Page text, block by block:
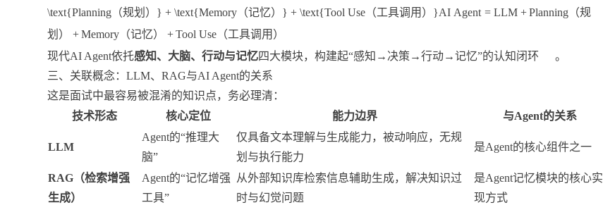
\text{Planning（规划）} + \text{Memory（记忆）} + \text{Tool Use（工具调用）}AI Agent = LLM + Planning （规
划）
+ Memory （记忆） + Tool Use （工具调用）
现代AI Agent依托感知、大脑、行动与记忆四大模块，构建起“感知→决策→行动→记忆”的认知闭环
。
三、关联概念：LLM、RAG与AI Agent的关系
这是面试中最容易被混淆的知识点，务必理清：
技术形态
核心定位 能力边界 与Agent的关系
LLM
Agent的“推理大
脑”
仅具备文本理解与生成能力，被动响应，无规
划与执行能力
是Agent的核心组件之一
RAG（检索增强
生成）
Agent的“记忆增强
工具”
从外部知识库检索信息辅助生成，解决知识过
时与幻觉问题
是Agent记忆模块的核心实
现方式